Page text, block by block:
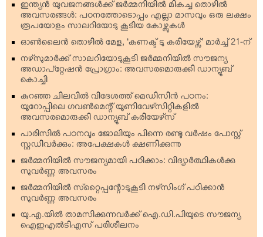
ഇന്ത്യന്‍ യുവജനങ്ങള്‍ക്ക് ജര്‍മ്മനിയില്‍ മികച്ച തൊഴില്‍
അവസരങ്ങള്‍: പഠനത്തോടൊപ്പം എല്ലാ മാസവും ഒരു ലക്ഷം
രൂപയോളം സാലറിയോടു കൂടിയ കോഴ്സുകള്‍
ഓണ്‍ലൈന്‍ തൊഴില്‍ മേള, ‘കണക്ട് ടു കരിയേഴ്സ്’ മാര്‍ച്ച് 21-ന്
നഴ്‌സുമാര്‍ക്ക് സാലറിയോടുകൂടി ജര്‍മ്മനിയില്‍ സൗജന്യ
അഡാപ്റ്റേഷന്‍ പ്രോഗ്രാം: അവസരമൊരുക്കി ഡാന്യൂബ്
കൊച്ചി
കുറഞ്ഞ ചിലവില്‍ വിദേശത്ത് മെഡിസിന്‍ പഠനം:
യൂറോപ്പിലെ ഗവണ്‍മെന്റ് യൂണിവേഴ്‌സിറ്റികളില്‍
അവസരമൊരുക്കി ഡാന്യൂബ് കരിയേഴ്‌സ്
പാരിസില്‍ പഠനവും ജോലിയും പിന്നെ രണ്ടു വര്‍ഷം പോസ്റ്റ്
സ്റ്റഡിവര്‍ക്കും: അപേക്ഷകള്‍ ക്ഷണിക്കുന്നു
ജര്‍മ്മനിയില്‍ സൗജന്യമായി പഠിക്കാം: വിദ്യാര്‍ത്ഥികള്‍ക്കു
സുവര്‍ണ്ണ അവസരം
ജര്‍മ്മനിയില്‍ സ്‌റ്റൈപ്പന്റോടുകൂടി നഴ്‌സിംഗ് പഠിക്കാന്‍
സുവര്‍ണ്ണ അവസരം
യു.എ.യില്‍ താമസിക്കുന്നവര്‍ക്ക് ഐ.ഡി.പിയുടെ സൗജന്യ
ഐഇഎല്‍ടിഎസ് പരിശീലനം